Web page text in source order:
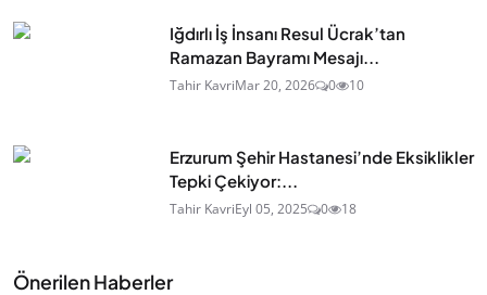
Iğdırlı İş İnsanı Resul Ücrak’tan
Ramazan Bayramı Mesajı...
Tahir KavriMar 20, 2026 0 10
Erzurum Şehir Hastanesi’nde Eksiklikler
Tepki Çekiyor:...
Tahir KavriEyl 05, 2025 0 18
Önerilen Haberler